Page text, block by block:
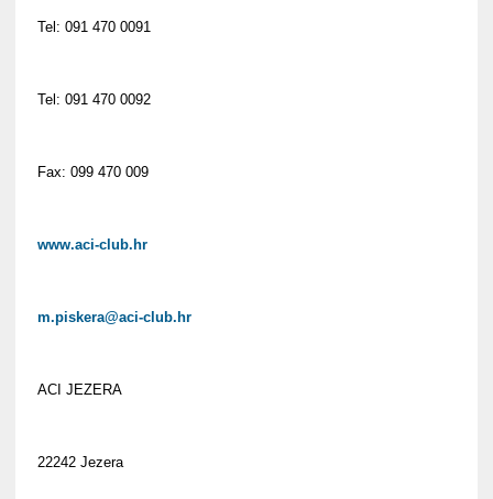
Tel: 091 470 0091
Tel: 091 470 0092
Fax: 099 470 009
www.aci-club.hr
m.piskera@aci-club.hr
ACI JEZERA
22242 Jezera